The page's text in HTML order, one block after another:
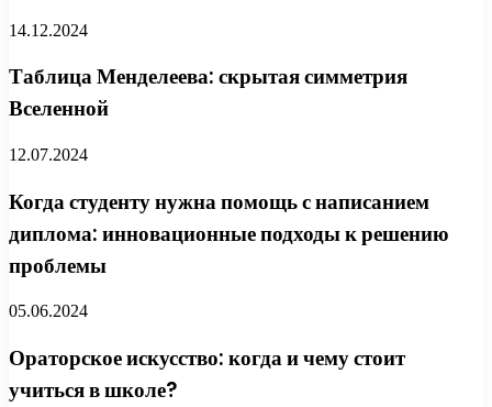
14.12.2024
Таблица Менделеева: скрытая симметрия
Вселенной
12.07.2024
Когда студенту нужна помощь с написанием
диплома: инновационные подходы к решению
проблемы
05.06.2024
Ораторское искусство: когда и чему стоит
учиться в школе?